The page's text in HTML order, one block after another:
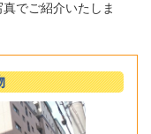
でご紹介いたしま